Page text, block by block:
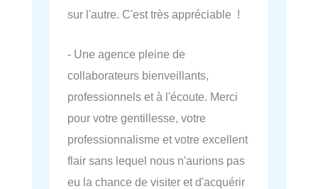
sur l'autre. C'est très appréciable !
- Une agence pleine de
collaborateurs bienveillants,
professionnels et à l'écoute. Merci
pour votre gentillesse, votre
professionnalisme et votre excellent
flair sans lequel nous n'aurions pas
eu la chance de visiter et d'acquérir